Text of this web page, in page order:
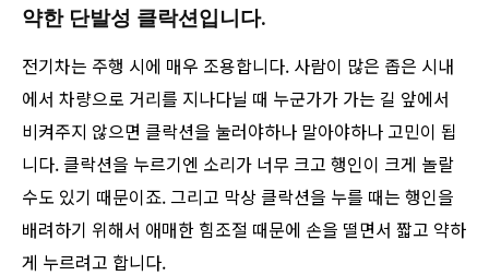
약한 단발성 클락션입니다.
전기차는 주행 시에 매우 조용합니다. 사람이 많은 좁은 시내
에서 차량으로 거리를 지나다닐 때 누군가가 가는 길 앞에서
비켜주지 않으면 클락션을 눌러야하나 말아야하나 고민이 됩
니다. 클락션을 누르기엔 소리가 너무 크고 행인이 크게 놀랄
수도 있기 때문이죠. 그리고 막상 클락션을 누를 때는 행인을
배려하기 위해서 애매한 힘조절 때문에 손을 떨면서 짧고 약하
게 누르려고 합니다.